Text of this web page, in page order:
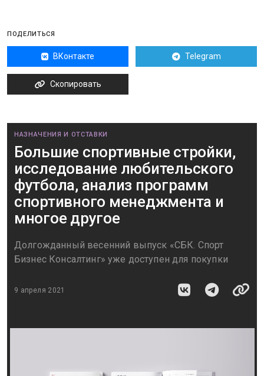
ПОДЕЛИТЬСЯ
ВКонтакте Telegram
Скопировать
НАЗНАЧЕНИЯ И ОТСТАВКИ
Большие спортивные стройки,
исследование любительского
футбола, анализ программ
спортивного менеджмента и
многое другое
Долгожданный весенний выпуск «СБК. Спорт
Бизнес Конcалтинг» уже доступен для покупки
9 апреля 2021